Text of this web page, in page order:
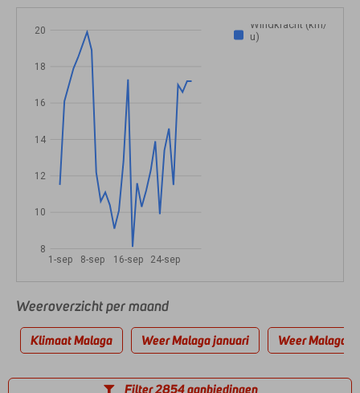
Windkracht (km/
u)
1-sep 8-sep 16-sep 24-sep
8
10
12
14
16
18
20
Weeroverzicht per maand
Klimaat Malaga Weer Malaga januari Weer Malaga
Filter 2854 aanbiedingen